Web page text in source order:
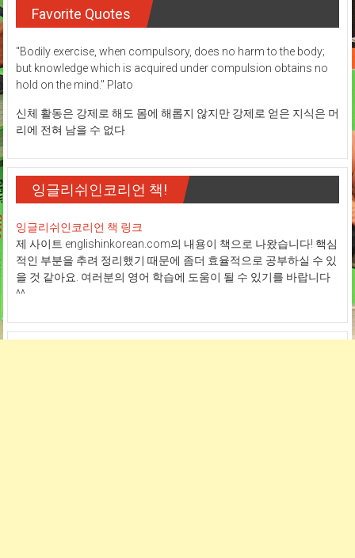
Favorite Quotes
"Bodily exercise, when compulsory, does no harm to the body;
but knowledge which is acquired under compulsion obtains no
hold on the mind." Plato
신체 활동은 강제로 해도 몸에 해롭지 않지만 강제로 얻은 지식은 머
리에 전혀 남을 수 없다
잉글리쉬인코리언 책!
잉글리쉬인코리언 책 링크
제 사이트 englishinkorean.com의 내용이 책으로 나왔습니다! 핵심
적인 부분을 추려 정리했기 때문에 좀더 효율적으로 공부하실 수 있
을 것 같아요. 여러분의 영어 학습에 도움이 될 수 있기를 바랍니다
^^